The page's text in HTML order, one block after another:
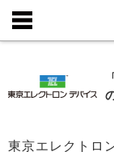
東京エレクトロ